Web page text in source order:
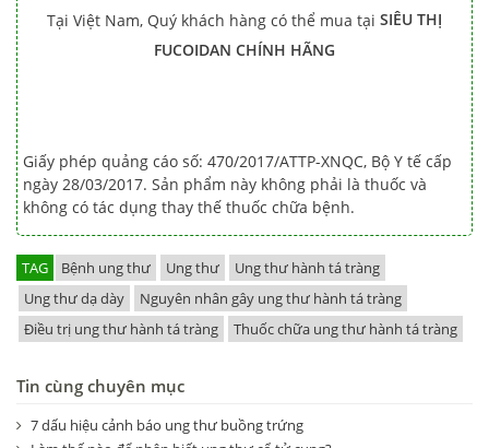
Tại Việt Nam, Quý khách hàng có thể mua tại SIÊU THỊ
FUCOIDAN CHÍNH HÃNG
Giấy phép quảng cáo số: 470/2017/ATTP-XNQC, Bộ Y tế cấp
ngày 28/03/2017. Sản phẩm này không phải là thuốc và
không có tác dụng thay thế thuốc chữa bệnh.
TAG Bệnh ung thư Ung thư
Ung thư hành tá tràng
Ung thư dạ dày
Nguyên nhân gây ung thư hành tá tràng
Điều trị ung thư hành tá tràng
Thuốc chữa ung thư hành tá tràng
Tin cùng chuyên mục
7 dấu hiệu cảnh báo ung thư buồng trứng